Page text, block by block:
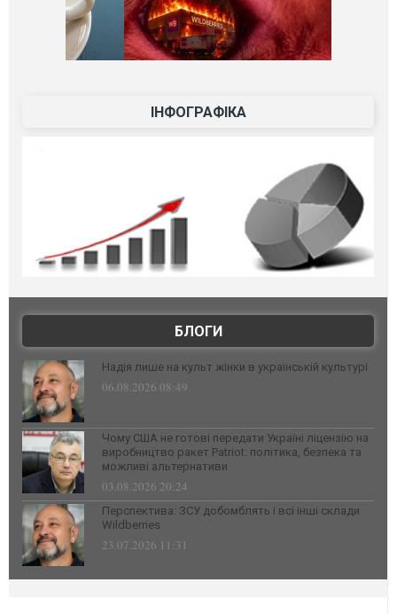
ІНФОГРАФІКА
БЛОГИ
Надія лише на культ жінки в українській культурі
06.08.2026 08:49
Чому США не готові передати Україні ліцензію на
виробництво ракет Patriot: політика, безпека та
можливі альтернативи
03.08.2026 20:24
Перспектива: ЗСУ добомблять і всі інші склади
Wildberries
23.07.2026 11:31